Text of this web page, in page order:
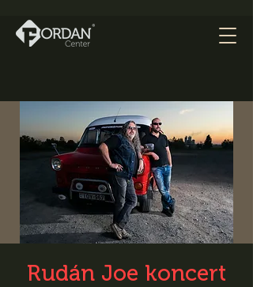
Rudán Joe koncert